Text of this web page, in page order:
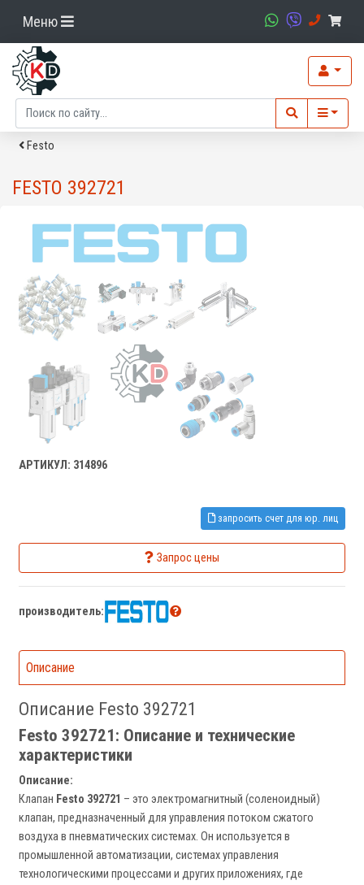
Меню
Festo
FESTO 392721
АРТИКУЛ: 314896
запросить счет для юр. лиц
Запрос цены
производитель:
Описание
Описание Festo 392721
Festo 392721: Описание и технические
характеристики
Описание:
Клапан Festo 392721 – это электромагнитный (соленоидный)
клапан, предназначенный для управления потоком сжатого
воздуха в пневматических системах. Он используется в
промышленной автоматизации, системах управления
технологическими процессами и других приложениях, где